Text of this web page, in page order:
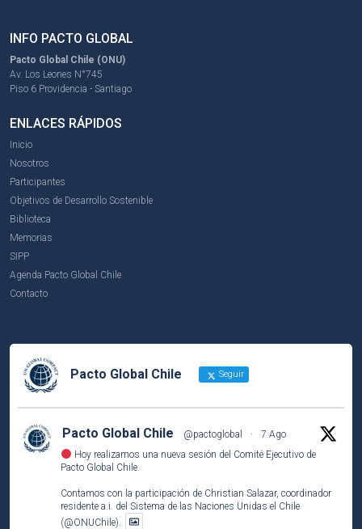
INFO PACTO GLOBAL
Pacto Global Chile (ONU)
Av. Los Leones N°745
Piso 6 Providencia - Santiago
ENLACES RÁPIDOS
Inicio
Nosotros
Participantes
Objetivos de Desarrollo Sostenible
Biblioteca
Memorias
SIPP
Agenda Pacto Global Chile
Contacto
Pacto Global Chile Seguir
Pacto Global Chile @pactoglobal ·
7 Ago
Hoy realizamos una nueva sesión del Comité Ejecutivo de
Pacto Global Chile.
Contamos con la participación de Christian Salazar, coordinador
residente a.i. del Sistema de las Naciones Unidas el Chile
(@ONUChile).